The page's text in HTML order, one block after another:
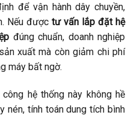
để vận hành dây chuyền,
Nếu được tư vấn lắp đặt hệ
đúng chuẩn, doanh nghiệp
xuất mà còn giảm chi phí
máy bất ngờ.
hệ thống này không hề
nén, tính toán dung tích bình